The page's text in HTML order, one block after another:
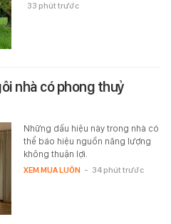
33 phút trước
nhà có phong thuỷ
Những dấu hiệu này trong nhà có
thể báo hiệu nguồn năng lượng
không thuận lợi.
XEM MUA LUÔN - 34 phút trước